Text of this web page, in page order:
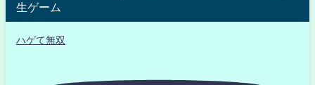
生ゲーム
ハゲて無双